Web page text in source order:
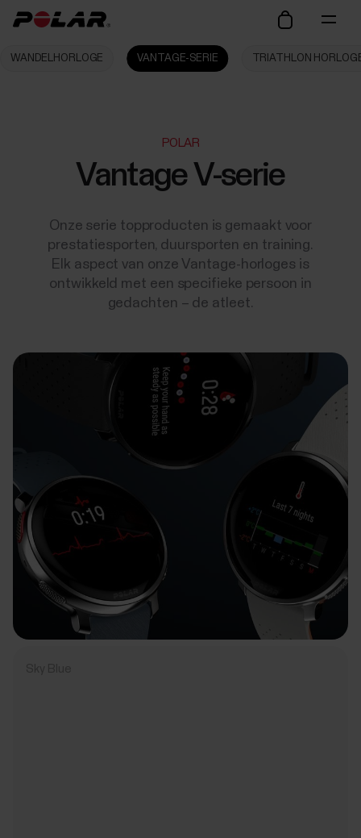
WANDELHORLOGE VANTAGE-SERIE TRIATHLON
POLAR
Vantage V-serie
Onze serie topproducten is gemaakt voor
prestatiesporten, duursporten en training.
Elk aspect van onze Vantage-horloges is
ontwikkeld met een specifieke persoon in
gedachten – de atleet.